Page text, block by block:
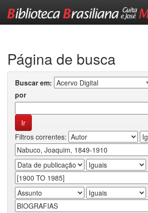
Página de busca
Buscar em:
por
Filtros correntes: